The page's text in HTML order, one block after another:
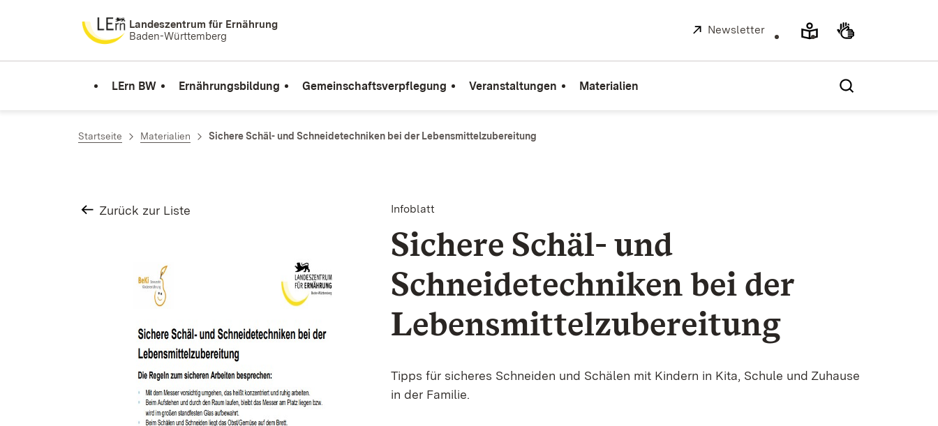
Zum Inhalt springenLandeszentrum für Ernährung
Baden-Württemberg
Extern:
Newsletter (Öffnet in neuem Fenster)
LErn BW Ernährungsbildung Gemeinschaftsverpflegung Veranstaltungen Materialien
Startseite Materialien Sichere Schäl- und Schneidetechniken bei der Lebensmittelzubereitung
Zurück zur Liste Infoblatt
Sichere Schäl- und
Schneidetechniken bei der
Lebensmittelzubereitung
Tipps für sicheres Schneiden und Schälen mit Kindern in Kita, Schule und Zuhause
in der Familie.